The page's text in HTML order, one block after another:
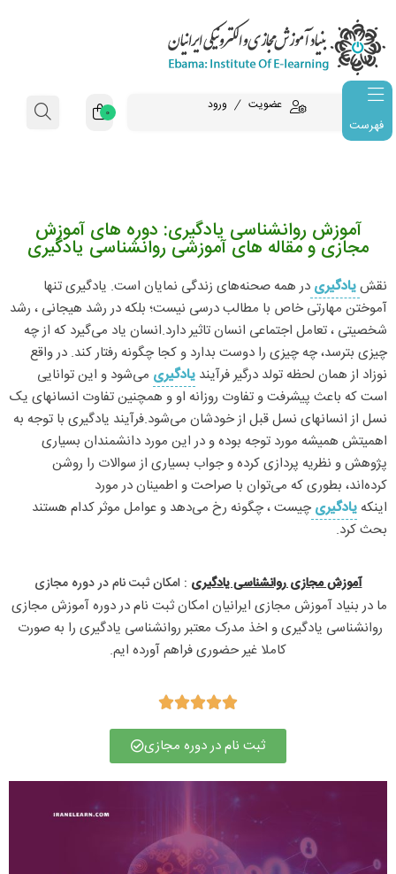
عضویت ورود 0
فهرست
آموزش روانشناسی یادگیری: دوره های آموزش
مجازی و مقاله های آموزشی روانشناسی یادگیری
نقشیادگیری در همه صحنه‌های زندگی نمایان است. یادگیری تنها
آموختن مهارتی خاص با مطالب درسی نیست؛ بلکه در رشد هیجانی ، رشد
شخصیتی ، تعامل اجتماعی انسان تاثیر دارد.انسان یاد می‌گیرد که از چه
چیزی بترسد، چه چیزی را دوست بدارد و کجا چگونه رفتار کند. در واقع
نوزاد از همان لحظه تولد درگیر فرآیند یادگیری می‌شود و این توانایی
است که باعث پیشرفت و تفاوت روزانه او و همچنین تفاوت انسانهای یک
نسل از انسانهای نسل قبل از خودشان می‌شود.فرآیند یادگیری با توجه به
اهمیتش همیشه مورد توجه بوده و در این مورد دانشمندان بسیاری
پژوهش و نظریه پردازی کرده و جواب بسیاری از سوالات را روشن
کرده‌اند، بطوری که می‌توان با صراحت و اطمینان در مورد
اینکه یادگیری چیست ، چگونه رخ می‌دهد و عوامل موثر کدام هستند
بحث کرد.
آموزش مجازی روانشناسی یادگیری : امکان ثبت نام در دوره مجازی​
کاملا غیر حضوری فراهم آورده ایم.





ثبت نام در دوره مجازی